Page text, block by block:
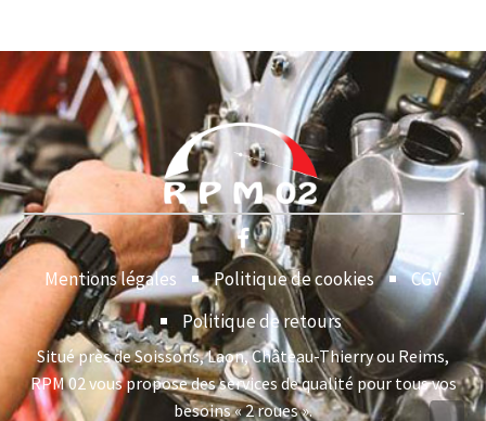
Mentions légales Politique de cookies
CGV
Politique de retours
Situé près de Soissons, Laon, Château-Thierry ou Reims,
RPM 02 vous propose des services de qualité pour tous vos
besoins « 2 roues ».